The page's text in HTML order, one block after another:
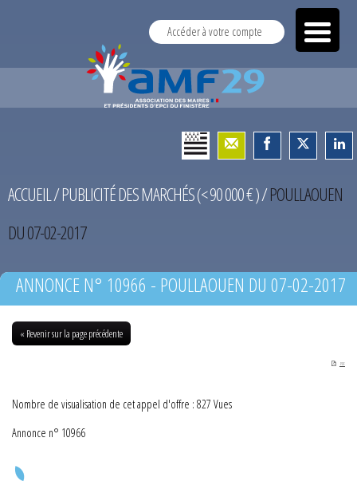
Accéder à votre compte
ACCUEIL/PUBLICITÉ DES MARCHÉS (< 90 000 € )/POULLAOUEN
DU 07-02-2017
ANNONCE N° 10966 - POULLAOUEN DU 07-02-2017
« Revenir sur la page précédente
PDF
Nombre de visualisation de cet appel d'offre : 827 Vues
Annonce n° 10966